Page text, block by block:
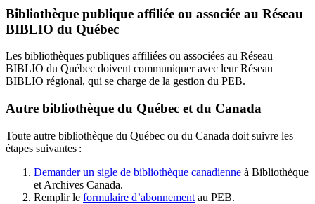
Bibliothèque publique affiliée ou associée au Réseau
BIBLIO du Québec
Les bibliothèques publiques affiliées ou associées au Réseau
BIBLIO du Québec doivent communiquer avec leur Réseau
BIBLIO régional, qui se charge de la gestion du PEB.
Autre bibliothèque du Québec et du Canada
Toute autre bibliothèque du Québec ou du Canada doit suivre les
étapes suivantes :
Demander un sigle de bibliothèque canadienne à Bibliothèque
et Archives Canada.
Remplir le formulaire d’abonnement au PEB.